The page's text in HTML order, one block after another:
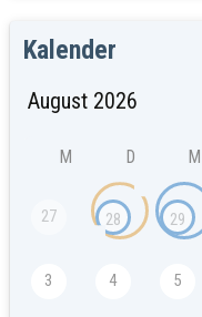
Kalender
M D M
27 28 29
3 4 5